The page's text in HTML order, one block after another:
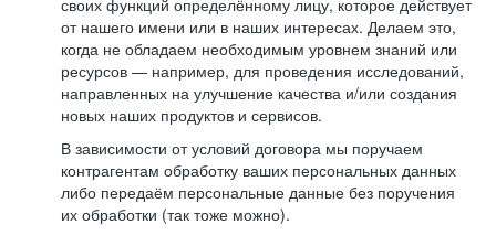
своих функций определённому лицу, которое действует
от нашего имени или в наших интересах. Делаем это,
когда не обладаем необходимым уровнем знаний или
ресурсов — например, для проведения исследований,
направленных на улучшение качества и/или создания
новых наших продуктов и сервисов.
В зависимости от условий договора мы поручаем
контрагентам обработку ваших персональных данных
либо передаём персональные данные без поручения
их обработки (так тоже можно).